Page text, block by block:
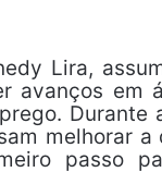
Lira,
avanços em
Durante
melhorar
passo